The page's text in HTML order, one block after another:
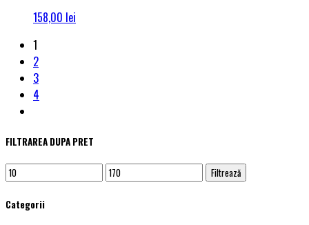
158,00 lei
1
2
3
4
FILTRAREA DUPA PRET
Filtrează
Categorii